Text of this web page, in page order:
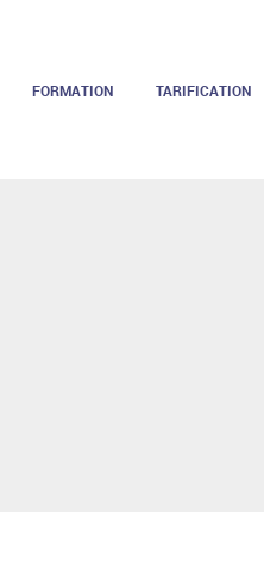
FORMATION TARIFICATION